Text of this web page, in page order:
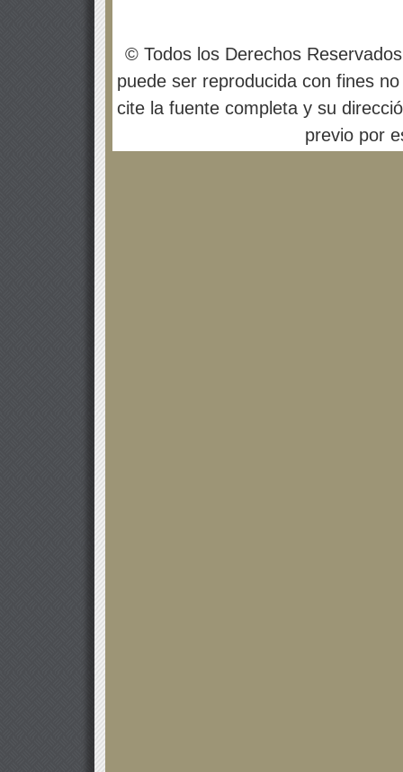
© Todos los Derechos
puede ser reproducida con fines
cite la fuente completa y su
previo por